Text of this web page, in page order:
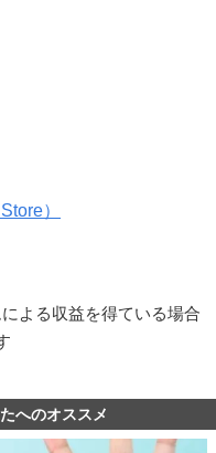
）
よる収益を得ている場合
へのオススメ